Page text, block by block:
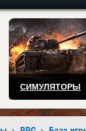
СИМУЛЯТОРЫ